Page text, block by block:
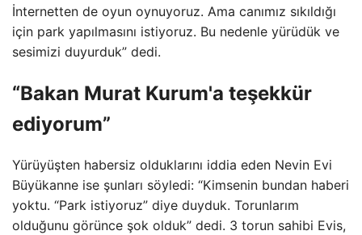
İnternetten de oyun oynuyoruz. Ama canımız sıkıldığı
için park yapılmasını istiyoruz. Bu nedenle yürüdük ve
sesimizi duyurduk” dedi.
“Bakan Murat Kurum'a teşekkür
ediyorum”
Yürüyüşten habersiz olduklarını iddia eden Nevin Evi
Büyükanne ise şunları söyledi: “Kimsenin bundan haberi
yoktu. “Park istiyoruz” diye duyduk. Torunlarım
olduğunu görünce şok olduk” dedi. 3 torun sahibi Evis,